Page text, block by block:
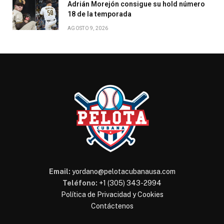
Adrián Morejón consigue su hold número
18 de la temporada
AGOSTO 9, 2026
Email: yordano@pelotacubanausa.com
Teléfono: +1 (305) 343-2994
Política de Privacidad y Cookies
Contáctenos